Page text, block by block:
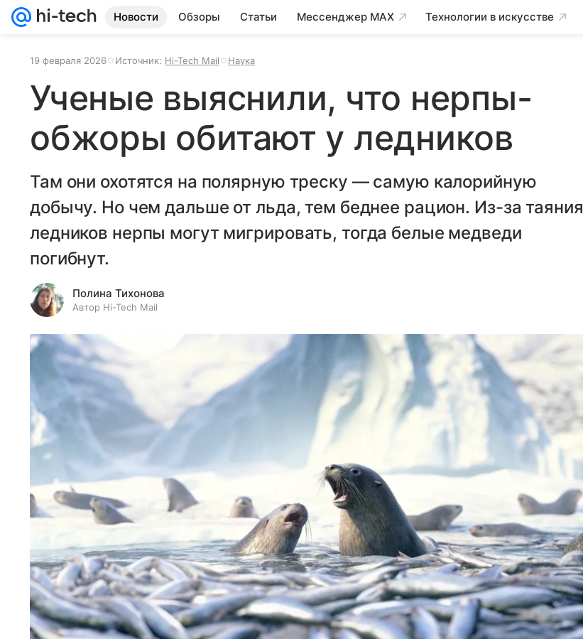
Новости Обзоры Статьи Мессенджер MAX Технологии в искусстве
19 февраля 2026 Источник: Hi-Tech Mail Наука
Ученые выяснили, что нерпы-
обжоры обитают у ледников
Там они охотятся на полярную треску — самую калорийную
добычу. Но чем дальше от льда, тем беднее рацион. Из-за таяния
ледников нерпы могут мигрировать, тогда белые медведи
погибнут.
Полина Тихонова
Автор Hi-Tech Mail